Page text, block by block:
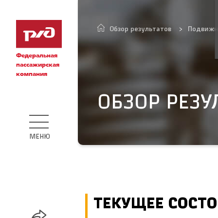
Федеральная
пассажирская
компания
МЕНЮ
Обзор результатов
ОБЗОР
ТЕКУЩЕЕ